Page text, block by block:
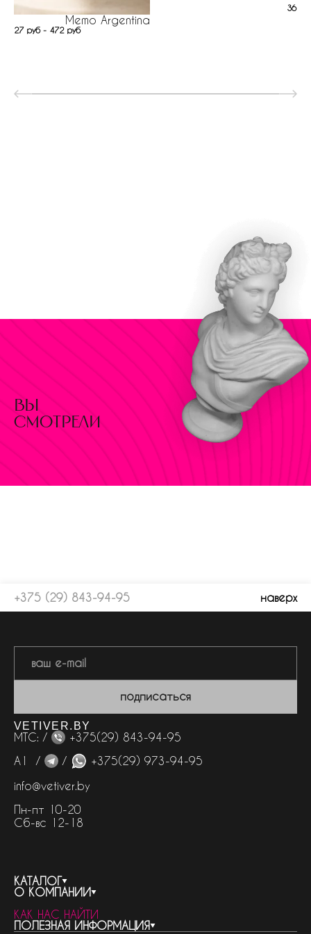
Memo Argentina
27 руб - 472 руб
36
вы
смотрели
+375 (29) 843-94-95 наверх
подписаться
VETIVER.BY
МТС: /
+375(29) 843-94-95
А1 /
/
+375(29) 973-94-95
info@vetiver.by
Пн-пт 10-20
Сб-вс 12-18
КАТАЛОГ
весь каталог
бренды
О КОМПАНИИ
контакты
КАК НАС НАЙТИ
ПОЛЕЗНАЯ ИНФОРМАЦИЯ